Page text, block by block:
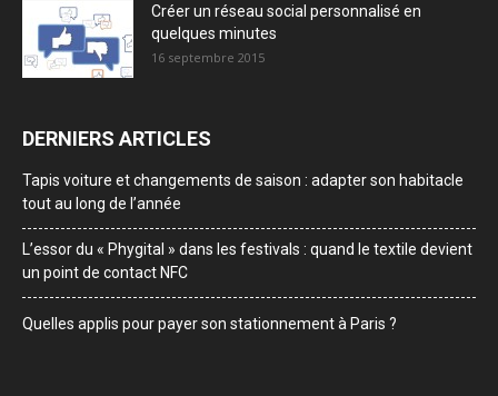
Créer un réseau social personnalisé en
quelques minutes
16 septembre 2015
DERNIERS ARTICLES
Tapis voiture et changements de saison : adapter son habitacle
tout au long de l’année
L’essor du « Phygital » dans les festivals : quand le textile devient
un point de contact NFC
Quelles applis pour payer son stationnement à Paris ?